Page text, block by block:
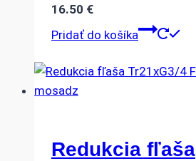
16.50 €
Pridať do košíka
Redukcia fľaša